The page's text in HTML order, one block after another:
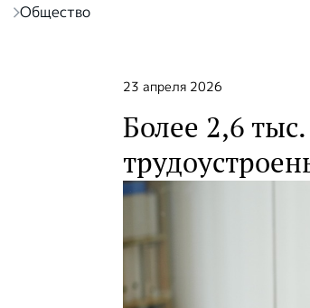
Общество
23 апреля 2026
Более 2,6